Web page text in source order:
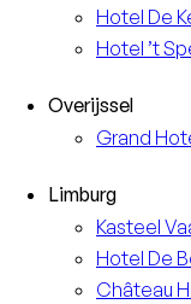
Hotel De
Hotel ’t
Overijssel
Grand
Limburg
Kasteel
Hotel De
Château